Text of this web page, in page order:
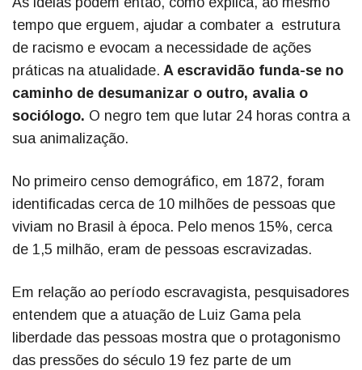
tempo que erguem, ajudar a combater a estrutura
de racismo e evocam a necessidade de ações
práticas na atualidade. A escravidão funda-se no
caminho de desumanizar o outro, avalia o
sociólogo. O negro tem que lutar 24 horas contra a
sua animalização.
No primeiro censo demográfico, em 1872, foram
identificadas cerca de 10 milhões de pessoas que
viviam no Brasil à época. Pelo menos 15%, cerca
de 1,5 milhão, eram de pessoas escravizadas.
Em relação ao período escravagista, pesquisadores
entendem que a atuação de Luiz Gama pela
liberdade das pessoas mostra que o protagonismo
das pressões do século 19 fez parte de um